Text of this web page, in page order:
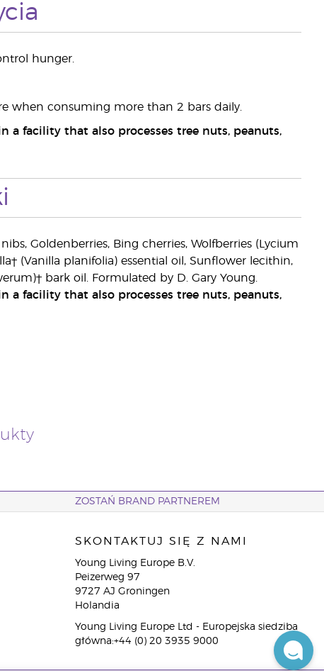
hunger.
when consuming more than 2 bars daily.
a facility that also processes tree nuts, peanuts,
Goldenberries, Bing cherries, Wolfberries (Lycium
(Vanilla planifolia) essential oil, Sunflower lecithin,
bark oil. Formulated by D. Gary Young.
a facility that also processes tree nuts, peanuts,
ZOSTAŃ BRAND PARTNEREM
SKONTAKTUJ SIĘ Z NAMI
Young Living Europe B.V.
Peizerweg 97
9727 AJ Groningen
Holandia
Young Living Europe Ltd - Europejska siedziba
główna:+44 (0) 20 3935 9000